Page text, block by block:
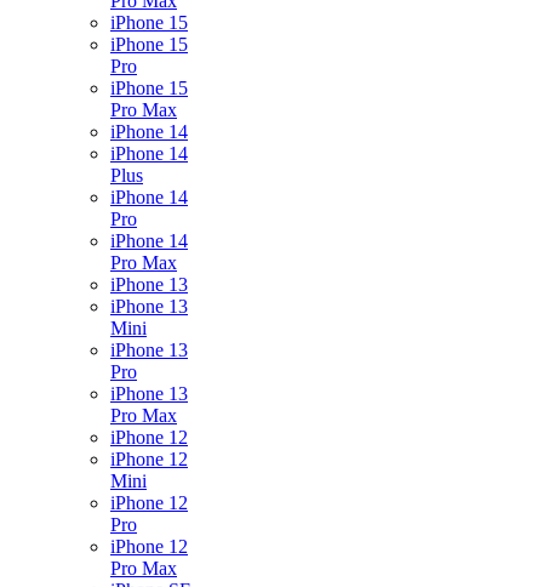
iPhone 15
iPhone 15
Pro
iPhone 15
Pro Max
iPhone 14
iPhone 14
Plus
iPhone 14
Pro
iPhone 14
Pro Max
iPhone 13
iPhone 13
Mini
iPhone 13
Pro
iPhone 13
Pro Max
iPhone 12
iPhone 12
Mini
iPhone 12
Pro
iPhone 12
Pro Max